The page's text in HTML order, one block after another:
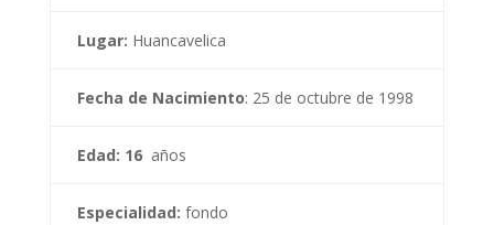
Lugar: Huancavelica
Fecha de Nacimiento: 25 de octubre de 1998
Edad: 16 años
Especialidad: fondo